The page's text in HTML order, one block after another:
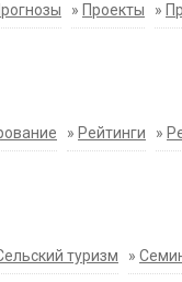
» Проекты »
» Рейтинги »
туризм »